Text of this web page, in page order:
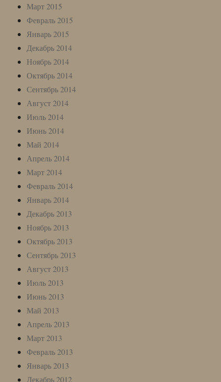
Март 2015
Февраль 2015
Январь 2015
Декабрь 2014
Ноябрь 2014
Октябрь 2014
Сентябрь 2014
Август 2014
Июль 2014
Июнь 2014
Май 2014
Апрель 2014
Март 2014
Февраль 2014
Январь 2014
Декабрь 2013
Ноябрь 2013
Октябрь 2013
Сентябрь 2013
Август 2013
Июль 2013
Июнь 2013
Май 2013
Апрель 2013
Март 2013
Февраль 2013
Январь 2013
Декабрь 2012